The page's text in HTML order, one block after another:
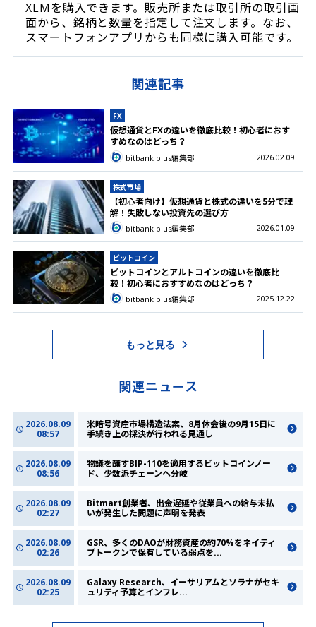
XLMを購入できます。販売所または取引所の取引画
面から、銘柄と数量を指定して注文します。なお、
スマートフォンアプリからも同様に購入可能です。
関連記事
FX
仮想通貨とFXの違いを徹底比較！初心者におす
すめなのはどっち？
bitbank plus編集部 2026.02.09
株式市場
【初心者向け】仮想通貨と株式の違いを5分で理
解！失敗しない投資先の選び方
bitbank plus編集部 2026.01.09
ビットコイン
ビットコインとアルトコインの違いを徹底比
較！初心者におすすめなのはどっち？
bitbank plus編集部 2025.12.22
もっと見る
関連ニュース
2026.08.09
08:57
米暗号資産市場構造法案、8月休会後の9月15日に
手続き上の採決が行われる見通し
2026.08.09
08:56
物議を醸すBIP-110を適用するビットコインノー
ド、少数派チェーンへ分岐
2026.08.09
02:27
Bitmart創業者、出金遅延や従業員への給与未払
いが発生した問題に声明を発表
2026.08.09
02:26
GSR、多くのDAOが財務資産の約70%をネイティ
ブトークンで保有している弱点を...
2026.08.09
02:25
Galaxy Research、イーサリアムとソラナがセキ
ュリティ予算とインフレ...